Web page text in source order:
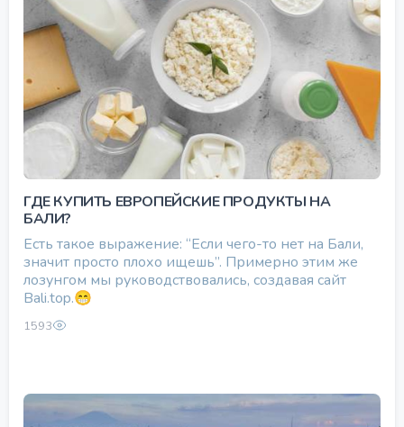
ГДЕ КУПИТЬ ЕВРОПЕЙСКИЕ ПРОДУКТЫ НА
БАЛИ?
Есть такое выражение: “Если чего-то нет на Бали,
значит просто плохо ищешь”. Примерно этим же
лозунгом мы руководствовались, создавая сайт
Bali.top.😁
1593